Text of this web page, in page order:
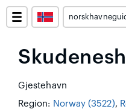
Gjestehavn
Region: Norway (3522),